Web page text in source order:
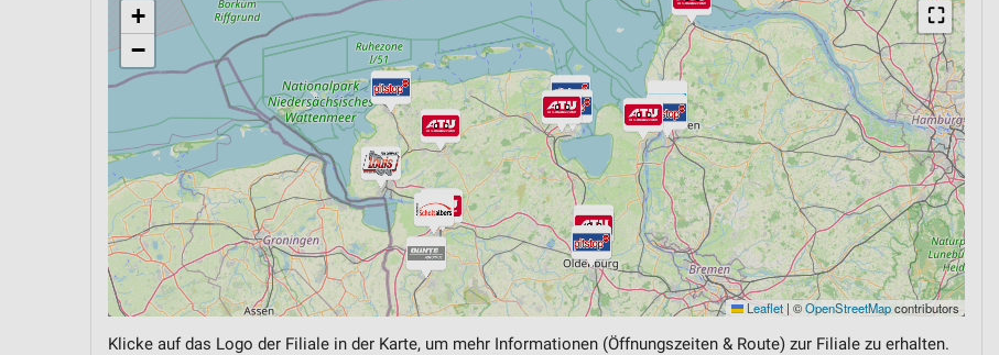
⛶
+
−
Leaflet | ©OpenStreetMapcontributors
Klicke auf das Logo der Filiale in der Karte, um mehr Informationen (Öffnungszeiten & Route) zur Filiale zu erhalten.